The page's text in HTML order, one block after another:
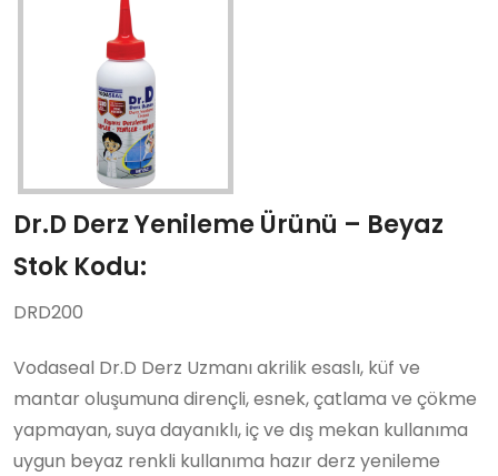
Dr.D Derz Yenileme Ürünü – Beyaz
Stok Kodu:
DRD200
Vodaseal Dr.D Derz Uzmanı akrilik esaslı, küf ve
mantar oluşumuna dirençli, esnek, çatlama ve çökme
yapmayan, suya dayanıklı, iç ve dış mekan kullanıma
uygun beyaz renkli kullanıma hazır derz yenileme